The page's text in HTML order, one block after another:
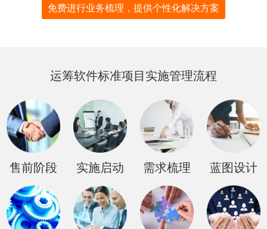
免费进行业务梳理，提供个性化解决方案
运筹软件标准项目实施管理流程
售前阶段 实施启动 需求梳理 蓝图设计